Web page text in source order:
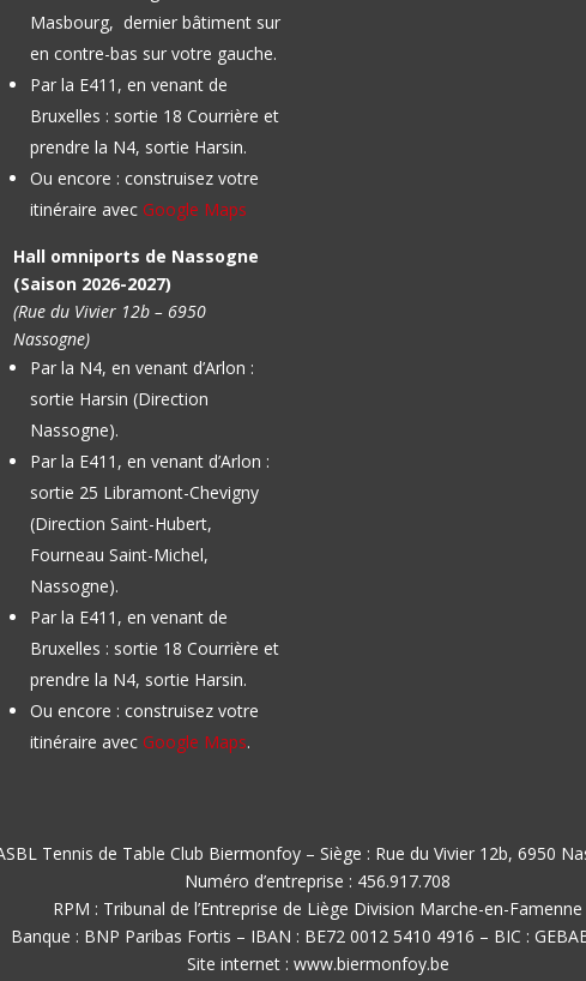
Masbourg, dernier bâtiment sur
en contre-bas sur votre gauche.
Par la E411, en venant de
Bruxelles : sortie 18 Courrière et
prendre la N4, sortie Harsin.
Ou encore : construisez votre
itinéraire avec Google Maps
Hall omniports de Nassogne
(Saison 2026-2027)
(Rue du Vivier 12b – 6950
Nassogne)
Par la N4, en venant d’Arlon :
sortie Harsin (Direction
Nassogne).
Par la E411, en venant d’Arlon :
sortie 25 Libramont-Chevigny
(Direction Saint-Hubert,
Fourneau Saint-Michel,
Nassogne).
Par la E411, en venant de
Bruxelles : sortie 18 Courrière et
prendre la N4, sortie Harsin.
Ou encore : construisez votre
itinéraire avec Google Maps.
Tennis de Table Club Biermonfoy – Siège : Rue du Vivier 12b, 6950
Numéro d’entreprise : 456.917.708
RPM : Tribunal de l’Entreprise de Liège Division Marche-en-Famenne
Banque : BNP Paribas Fortis – IBAN : BE72 0012 5410 4916 – BIC :
Site internet : www.biermonfoy.be